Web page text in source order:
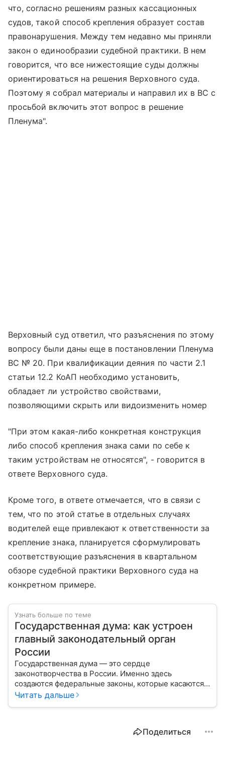
что, согласно решениям разных кассационных
судов, такой способ крепления образует состав
правонарушения. Между тем недавно мы приняли
закон о единообразии судебной практики. В нем
говорится, что все нижестоящие суды должны
ориентироваться на решения Верховного суда.
Поэтому я собрал материалы и направил их в ВС с
просьбой включить этот вопрос в решение
Пленума".
Верховный суд ответил, что разъяснения по этому
вопросу были даны еще в постановлении Пленума
ВС № 20. При квалификации деяния по части 2.1
статьи 12.2 КоАП необходимо установить,
обладает ли устройство свойствами,
позволяющими скрыть или видоизменить номер
"При этом какая-либо конкретная конструкция
либо способ крепления знака сами по себе к
таким устройствам не относятся", - говорится в
ответе Верховного суда.
Кроме того, в ответе отмечается, что в связи с
тем, что по этой статье в отдельных случаях
водителей еще привлекают к ответственности за
крепление знака, планируется сформулировать
соответствующие разъяснения в квартальном
обзоре судебной практики Верховного суда на
конкретном примере.
Узнать больше по теме
Государственная дума: как устроен
главный законодательный орган
России
Государственная дума — это сердце
законотворчества в России. Именно здесь
создаются федеральные законы, которые касаются
жизни каждого гражданина: от образования и
Читать дальше
Поделиться